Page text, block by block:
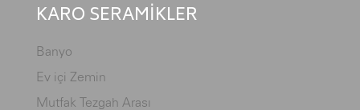
KARO SERAMİKLER
Banyo
Ev içi Zemin
Mutfak Tezgah Arası